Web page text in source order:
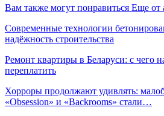
Вам также могут понравиться Еще от
Современные технологии
надёжность строительства
Ремонт квартиры в Беларуси: с чего
переплатить
Хорроры продолжают удивлять:
«Obsession» и «Backrooms» стали…